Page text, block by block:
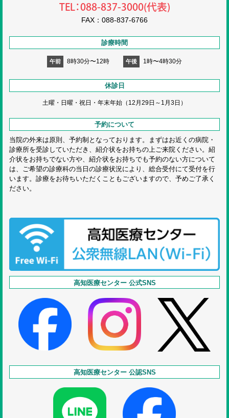
TEL：088-837-3000(代表)
FAX：088-837-6766
診療時間
午前 8時30分〜12時 午後 1時〜4時30分
休診日
土曜・日曜・祝日・ 年末年始（12月29日～1月3日）
予約について
当院の外来は原則、予約制となっております。まずはお近くの病院・
診療所を受診していただき、紹介状をお持ちの上ご来院ください。紹
介状をお持ちでない方や、紹介状をお持ちでも予約のない方について
は、ご希望の診療科の当日の診療状況により、総合受付にて受付を行
います。診療をお待ちいただくこともございますので、予めご了承く
ださい。
高知医療センター 公式SNS
高知医療センター 公認SNS